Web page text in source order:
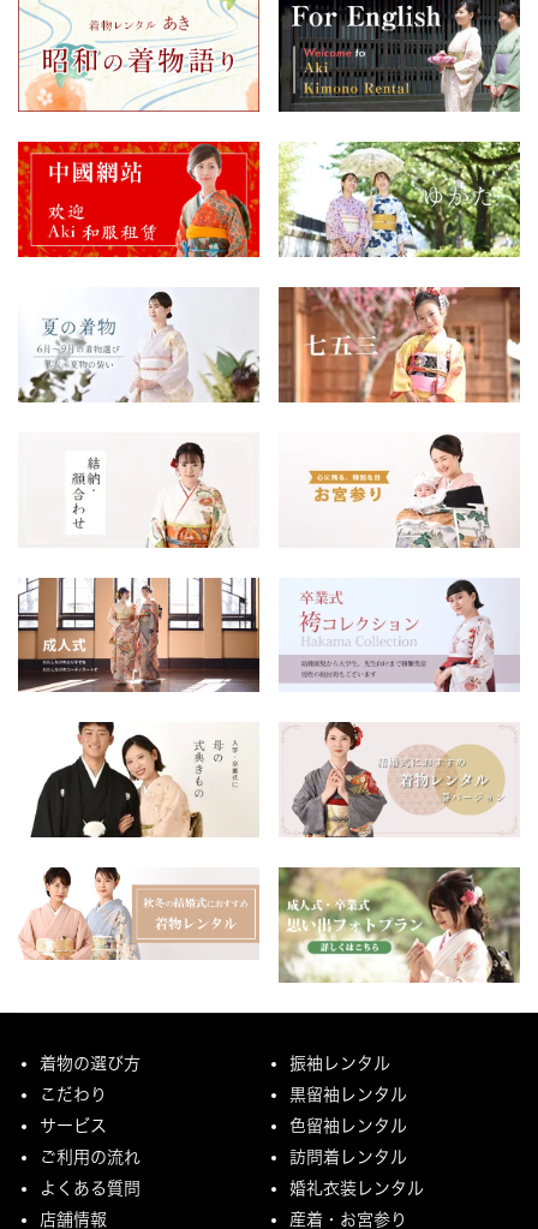
着物の選び方
こだわり
サービス
ご利用の流れ
よくある質問
店舗情報
振袖レンタル
黒留袖レンタル
色留袖レンタル
訪問着レンタル
婚礼衣装レンタル
産着・お宮参り